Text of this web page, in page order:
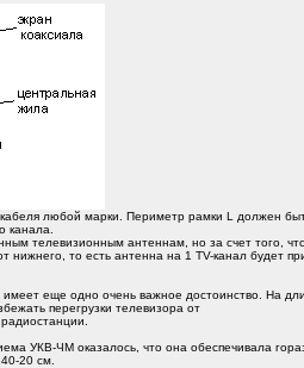
любой марки. Периметр рамки L должен
канала.
телевизионным антеннам, но за счет того,
нижнего, то есть антенна на 1 TV-канал
еще одно очень важное достоинство. На
перегрузки телевизора от
УКВ-ЧМ оказалось, что она обеспечивала
20 см.